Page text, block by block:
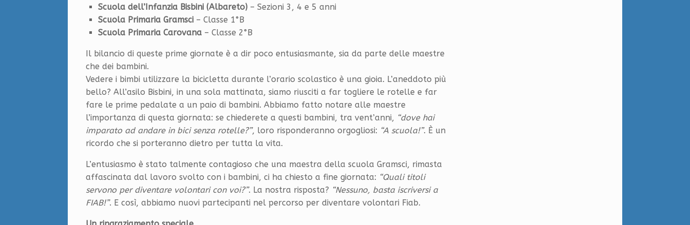
Scuola dell’Infanzia Bisbini (Albareto) – Sezioni 3, 4 e 5 anni
Scuola Primaria Gramsci – Classe 1°B
Scuola Primaria Carovana – Classe 2°B
Il bilancio di queste prime giornate è a dir poco entusiasmante, sia da parte delle maestre
che dei bambini.
Vedere i bimbi utilizzare la bicicletta durante l’orario scolastico è una gioia. L’aneddoto più
bello? All’asilo Bisbini, in una sola mattinata, siamo riusciti a far togliere le rotelle e far
fare le prime pedalate a un paio di bambini. Abbiamo fatto notare alle maestre
l’importanza di questa giornata: se chiederete a questi bambini, tra vent’anni, “dove hai
imparato ad andare in bici senza rotelle?”, loro risponderanno orgogliosi: “A scuola!”. È un
ricordo che si porteranno dietro per tutta la vita.
L’entusiasmo è stato talmente contagioso che una maestra della scuola Gramsci, rimasta
affascinata dal lavoro svolto con i bambini, ci ha chiesto a fine giornata: “Quali titoli
servono per diventare volontari con voi?”. La nostra risposta? “Nessuno, basta iscriversi a
FIAB!”. E così, abbiamo nuovi partecipanti nel percorso per diventare volontari Fiab.